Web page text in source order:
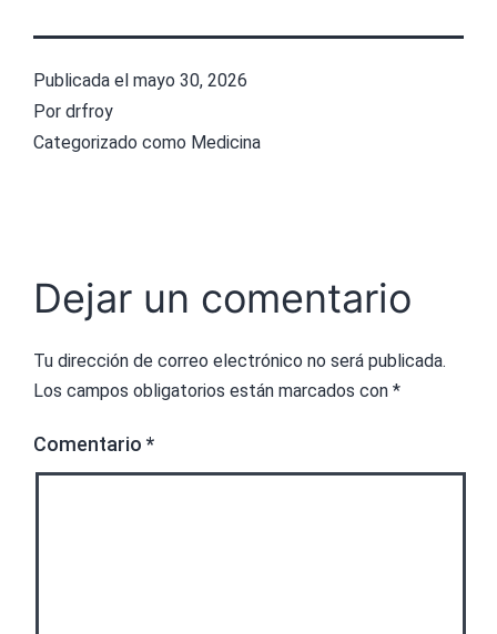
Publicada el mayo 30, 2026
Por drfroy
Categorizado como Medicina
Dejar un comentario
Tu dirección de correo electrónico no será publicada.
Los campos obligatorios están marcados con *
Comentario *